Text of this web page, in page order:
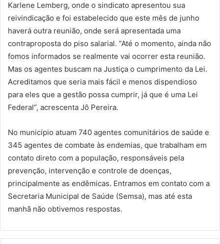
Karlene Lemberg, onde o sindicato apresentou sua
reivindicação e foi estabelecido que este mês de junho
haverá outra reunião, onde será apresentada uma
contraproposta do piso salarial. “Até o momento, ainda não
fomos informados se realmente vai ocorrer esta reunião.
Mas os agentes buscam na Justiça o cumprimento da Lei.
Acreditamos que seria mais fácil e menos dispendioso
para eles que a gestão possa cumprir, já que é uma Lei
Federal”, acrescenta Jô Pereira.
No município atuam 740 agentes comunitários de saúde e
345 agentes de combate às endemias, que trabalham em
contato direto com a população, responsáveis pela
prevenção, intervenção e controle de doenças,
principalmente as endêmicas. Entramos em contato com a
Secretaria Municipal de Saúde (Semsa), mas até esta
manhã não obtivemos respostas.